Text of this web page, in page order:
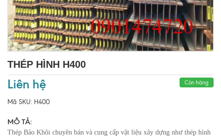
THÉP HÌNH H400
Liên hệ Còn hàng
Mã SKU: H400
MÔ TẢ:
Thép Bảo Khôi chuyên bán và cung cấp vật liệu xây dựng như thép hình